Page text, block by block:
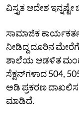
ವಿಸ್ತೃತ ಆದೇಶ
ಸಾಮಾಜಿಕ ಕಾರ್ಯಕರ್ತ
ನೀಡಿದ್ದ ದೂರಿನ
ಶಾಲೆಯ ಆಡಳಿತ
ಸೆಕ್ಷನ್‌ಗಳಾದ 504,
ಅಡಿ ಪ್ರಕರಣ
ಮಾಡಿದೆ.